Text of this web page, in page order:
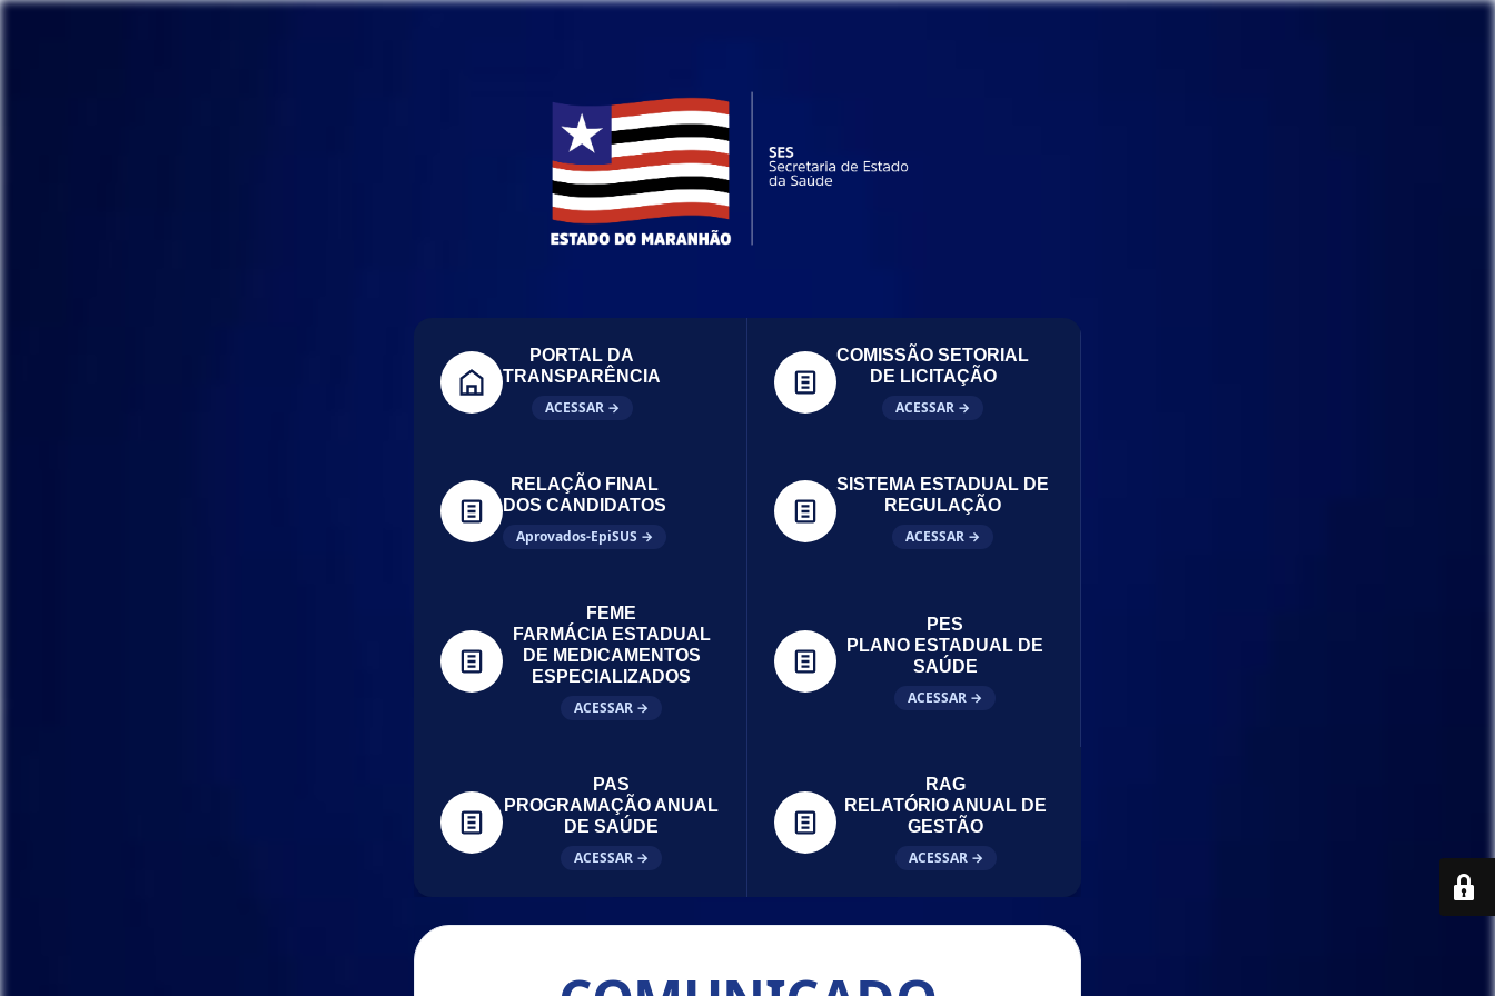
PORTAL DA
TRANSPARÊNCIA
ACESSAR →
COMISSÃO SETORIAL
DE LICITAÇÃO
ACESSAR →
RELAÇÃO FINAL
DOS CANDIDATOS
Aprovados-EpiSUS →
SISTEMA ESTADUAL DE
REGULAÇÃO
ACESSAR →
FEME
FARMÁCIA ESTADUAL
DE MEDICAMENTOS
ESPECIALIZADOS
ACESSAR →
PES
PLANO ESTADUAL DE
SAÚDE
ACESSAR →
PAS
PROGRAMAÇÃO ANUAL
DE SAÚDE
ACESSAR →
RAG
RELATÓRIO ANUAL DE
GESTÃO
ACESSAR →